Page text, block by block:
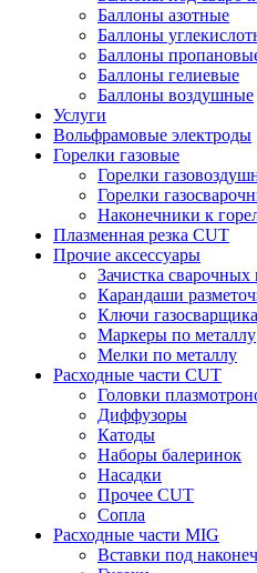
Баллоны азотные
Баллоны
Баллоны
Баллоны гелиевые
Баллоны воздушные
Услуги
Вольфрамовые электроды
Горелки газовые
Горелки
Горелки
Наконечники к
Плазменная резка CUT
Прочие аксессуары
Зачистка
Карандаши
Ключи газосварщика
Маркеры по металлу
Мелки по металлу
Расходные части CUT
Головки
Диффузоры
Катоды
Наборы балеринок
Насадки
Прочее CUT
Сопла
Расходные части MIG
Вставки под